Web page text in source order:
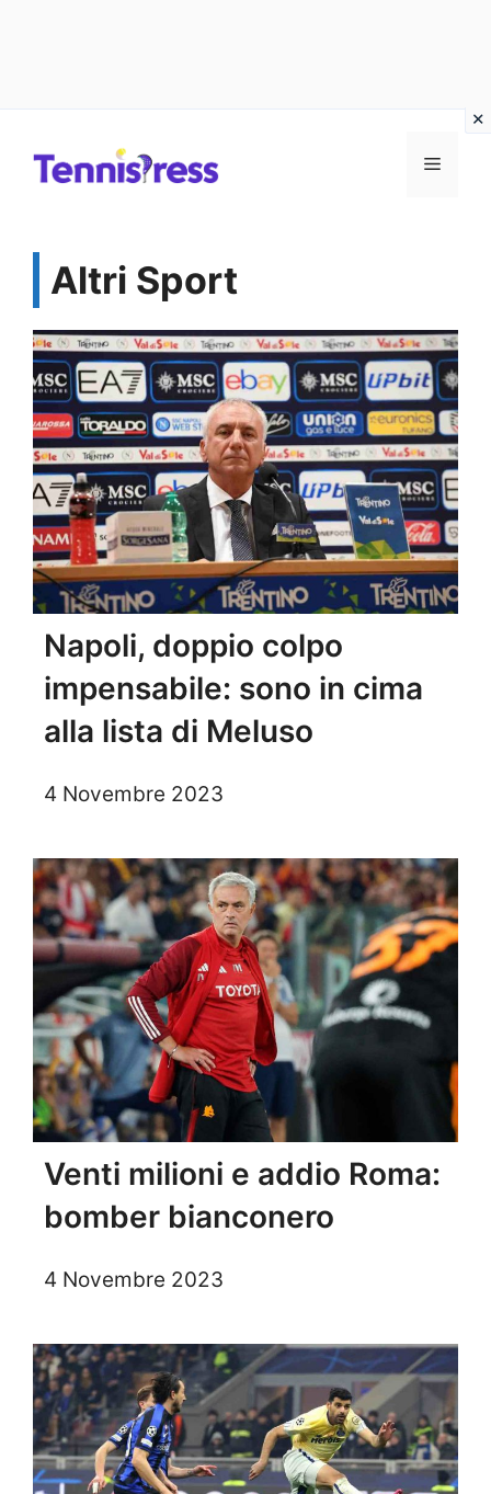
MENU
Altri Sport
Napoli, doppio colpo
impensabile: sono in cima
alla lista di Meluso
4 Novembre 2023
Venti milioni e addio Roma:
bomber bianconero
4 Novembre 2023